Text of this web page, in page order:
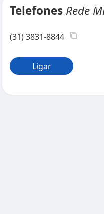
Telefones Rede
(31) 3831-8844
Ligar